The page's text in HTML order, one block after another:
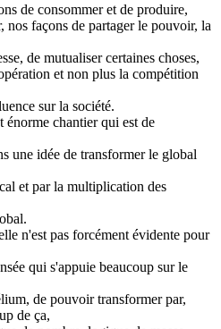
de consommer et de produire,
nos façons de partager le pouvoir, la
de mutualiser certaines choses,
et non plus la compétition
sur la société.
énorme chantier qui est de
une idée de transformer le global
et par la multiplication des
n'est pas forcément évidente pour
qui s'appuie beaucoup sur le
de pouvoir transformer par,
de ça,